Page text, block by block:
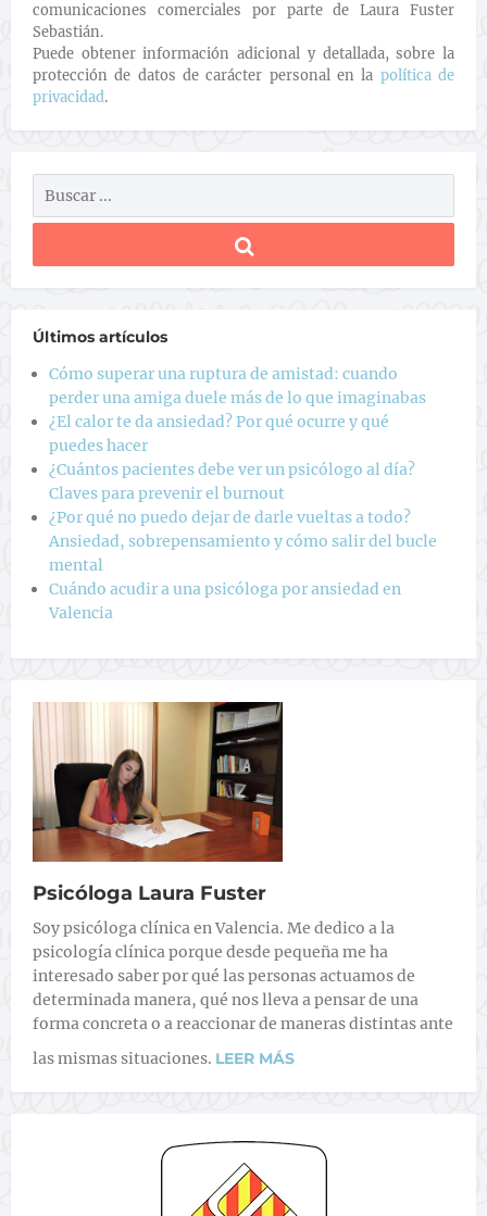
comunicaciones comerciales por parte de Laura Fuster
Sebastián.
Puede obtener información adicional y detallada, sobre la
protección de datos de carácter personal en la política de
privacidad.
Últimos artículos
Cómo superar una ruptura de amistad: cuando
perder una amiga duele más de lo que imaginabas
¿El calor te da ansiedad? Por qué ocurre y qué
puedes hacer
¿Cuántos pacientes debe ver un psicólogo al día?
Claves para prevenir el burnout
¿Por qué no puedo dejar de darle vueltas a todo?
Ansiedad, sobrepensamiento y cómo salir del bucle
mental
Cuándo acudir a una psicóloga por ansiedad en
Valencia
Psicóloga Laura Fuster
Soy psicóloga clínica en Valencia. Me dedico a la
psicología clínica porque desde pequeña me ha
interesado saber por qué las personas actuamos de
determinada manera, qué nos lleva a pensar de una
forma concreta o a reaccionar de maneras distintas ante
las mismas situaciones. LEER MÁS